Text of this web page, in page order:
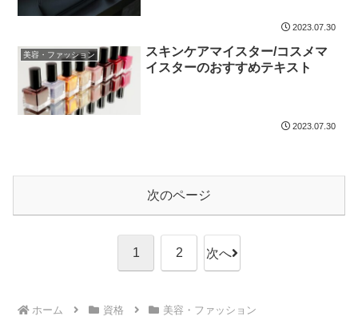
2023.07.30
美容・ファッション
スキンケアマイスター/コスメマ
イスターのおすすめテキスト
2023.07.30
次のページ
1 2 次へ
ホーム 資格 美容・ファッション